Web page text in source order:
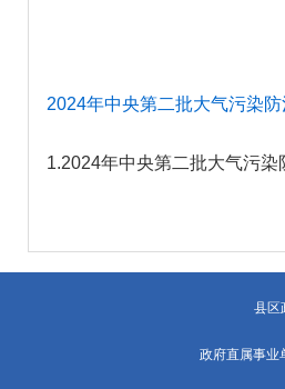
2024年中央第二批大气污染
1.2024年中央第二批大气污
县区
政府直属事业